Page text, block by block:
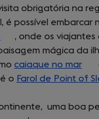
tab)
obrigatória na
é possível embarcar
(opens
in
a
new
, onde os viajantes
mágica da
caiaque no mar
in
new
o Farol de Point of
uma boa